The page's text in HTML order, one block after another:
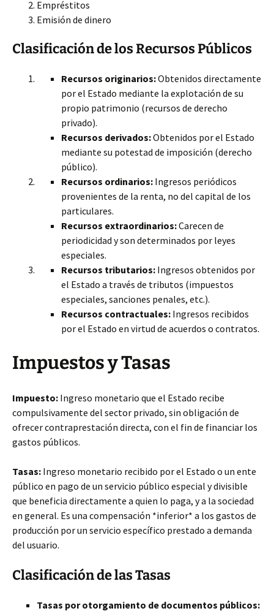
Empréstitos
Emisión de dinero
Clasificación de los Recursos Públicos
Recursos originarios:Obtenidos directamente
por el Estado mediante la explotación de su
propio patrimonio (recursos de derecho
privado).
Recursos derivados:Obtenidos por el Estado
mediante su potestad de imposición (derecho
público).
Recursos ordinarios: Ingresos periódicos
provenientes de la renta, no del capital de los
particulares.
Recursos extraordinarios:Carecen de
periodicidad y son determinados por leyes
especiales.
Recursos tributarios: Ingresos obtenidos por
el Estado a través de tributos (impuestos
especiales, sanciones penales, etc.).
Recursos contractuales: Ingresos recibidos
por el Estado en virtud de acuerdos o contratos.
Impuestos y Tasas
Impuesto: Ingreso monetario que el Estado recibe
compulsivamente del sector privado, sin obligación de
ofrecer contraprestación directa, con el fin de financiar los
gastos públicos.
Tasas: Ingreso monetario recibido por el Estado o un ente
público en pago de un servicio público especial y divisible
que beneficia directamente a quien lo paga, y a la sociedad
en general. Es una compensación *inferior* a los gastos de
producción por un servicio específico prestado a demanda
del usuario.
Clasificación de las Tasas
Tasas por otorgamiento de documentos públicos: